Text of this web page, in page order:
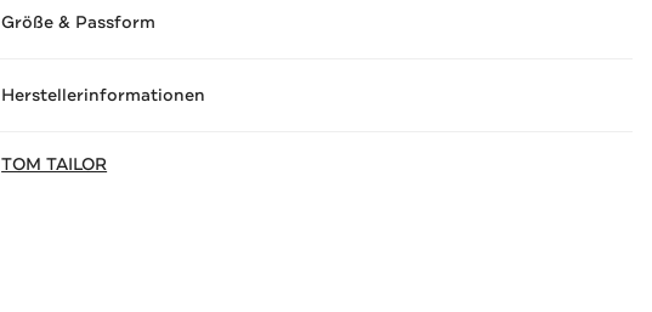
Größe & Passform
Herstellerinformationen
TOM TAILOR